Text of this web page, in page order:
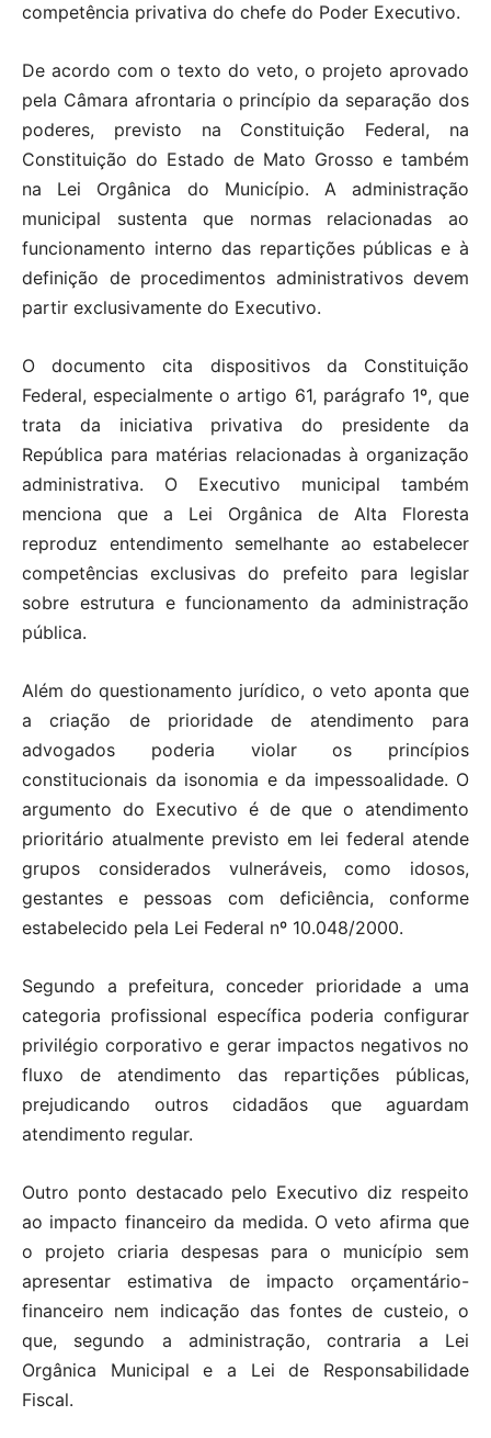
competência privativa do chefe do Poder Executivo.
De acordo com o texto do veto, o projeto aprovado
pela Câmara afrontaria o princípio da separação dos
poderes, previsto na Constituição Federal, na
Constituição do Estado de Mato Grosso e também
na Lei Orgânica do Município. A administração
municipal sustenta que normas relacionadas ao
funcionamento interno das repartições públicas e à
definição de procedimentos administrativos devem
partir exclusivamente do Executivo.
O documento cita dispositivos da Constituição
Federal, especialmente o artigo 61, parágrafo 1º, que
trata da iniciativa privativa do presidente da
República para matérias relacionadas à organização
administrativa. O Executivo municipal também
menciona que a Lei Orgânica de Alta Floresta
reproduz entendimento semelhante ao estabelecer
competências exclusivas do prefeito para legislar
sobre estrutura e funcionamento da administração
pública.
Além do questionamento jurídico, o veto aponta que
a criação de prioridade de atendimento para
advogados poderia violar os princípios
constitucionais da isonomia e da impessoalidade. O
argumento do Executivo é de que o atendimento
prioritário atualmente previsto em lei federal atende
grupos considerados vulneráveis, como idosos,
gestantes e pessoas com deficiência, conforme
estabelecido pela Lei Federal nº 10.048/2000.
Segundo a prefeitura, conceder prioridade a uma
categoria profissional específica poderia configurar
privilégio corporativo e gerar impactos negativos no
fluxo de atendimento das repartições públicas,
prejudicando outros cidadãos que aguardam
atendimento regular.
Outro ponto destacado pelo Executivo diz respeito
ao impacto financeiro da medida. O veto afirma que
o projeto criaria despesas para o município sem
apresentar estimativa de impacto orçamentário-
financeiro nem indicação das fontes de custeio, o
que, segundo a administração, contraria a Lei
Orgânica Municipal e a Lei de Responsabilidade
Fiscal.